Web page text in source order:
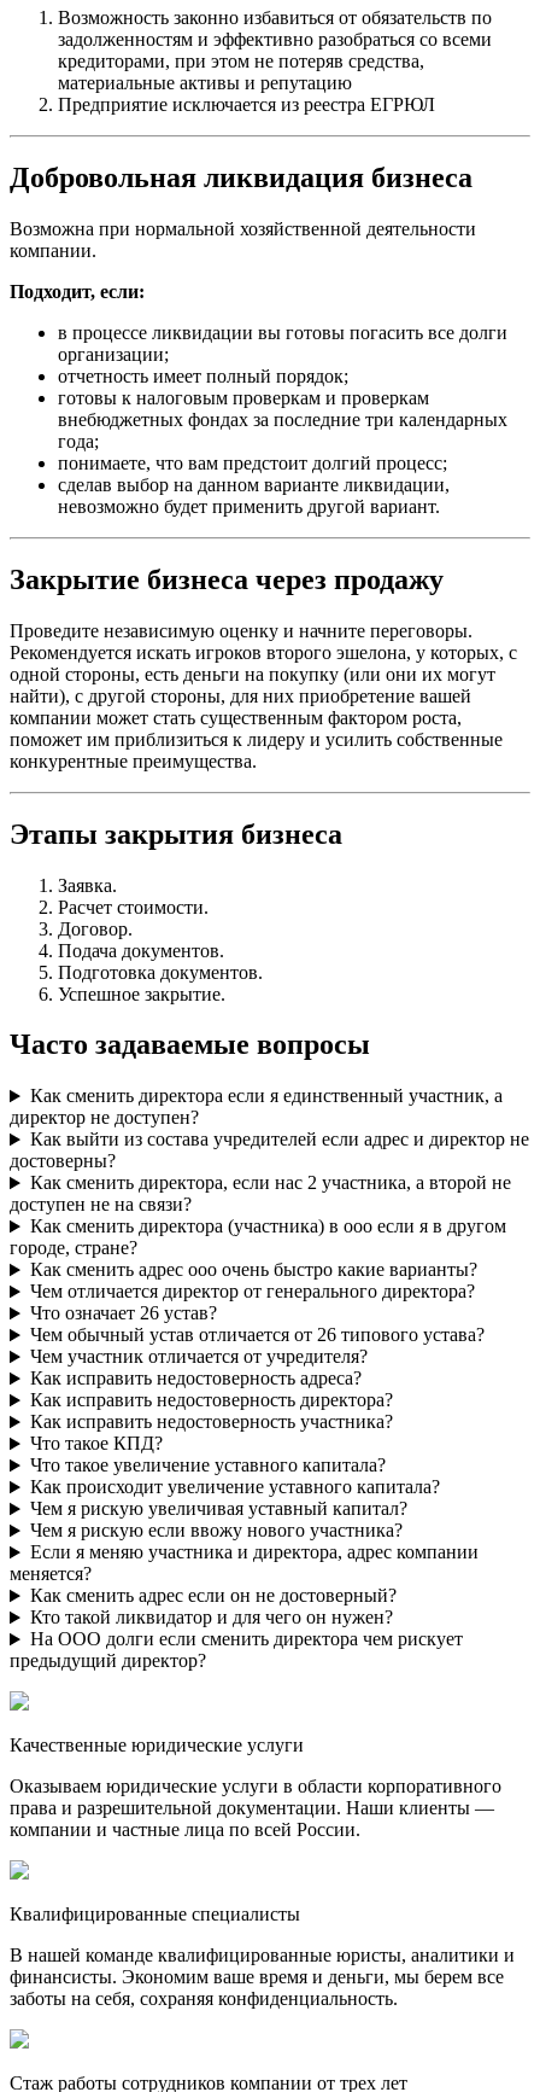
Возможность законно избавиться от обязательств по
задолженностям и эффективно разобраться со всеми
кредиторами, при этом не потеряв средства,
материальные активы и репутацию
Предприятие исключается из реестра ЕГРЮЛ
Добровольная ликвидация бизнеса
Возможна при нормальной хозяйственной деятельности
компании.
Подходит, если:
в процессе ликвидации вы готовы погасить все долги
организации;
отчетность имеет полный порядок;
готовы к налоговым проверкам и проверкам
внебюджетных фондах за последние три календарных
года;
понимаете, что вам предстоит долгий процесс;
сделав выбор на данном варианте ликвидации,
невозможно будет применить другой вариант.
Закрытие бизнеса через продажу
Проведите независимую оценку и начните переговоры.
Рекомендуется искать игроков второго эшелона, у которых, с
одной стороны, есть деньги на покупку (или они их могут
найти), с другой стороны, для них приобретение вашей
компании может стать существенным фактором роста,
поможет им приблизиться к лидеру и усилить собственные
конкурентные преимущества.
Этапы закрытия бизнеса
Заявка.
Расчет стоимости.
Договор.
Подача документов.
Подготовка документов.
Успешное закрытие.
Часто задаваемые вопросы
Как сменить директора если я единственный участник, а
директор не доступен?
Как выйти из состава учредителей если адрес и директор не
достоверны?
Как сменить директора, если нас 2 участника, а второй не
доступен не на связи?
Как сменить директора (участника) в ооо если я в другом
городе, стране?
Как сменить адрес ооо очень быстро какие варианты?
Чем отличается директор от генерального директора?
Что означает 26 устав?
Чем обычный устав отличается от 26 типового устава?
Чем участник отличается от учредителя?
Как исправить недостоверность адреса?
Как исправить недостоверность директора?
Как исправить недостоверность участника?
Что такое КПД?
Что такое увеличение уставного капитала?
Как происходит увеличение уставного капитала?
Чем я рискую увеличивая уставный капитал?
Чем я рискую если ввожу нового участника?
Если я меняю участника и директора, адрес компании
меняется?
Как сменить адрес если он не достоверный?
Кто такой ликвидатор и для чего он нужен?
На ООО долги если сменить директора чем рискует
предыдущий директор?
Качественные юридические услуги
Оказываем юридические услуги в области корпоративного
права и разрешительной документации. Наши клиенты —
компании и частные лица по всей России.
Квалифицированные специалисты
В нашей команде квалифицированные юристы, аналитики и
финансисты. Экономим ваше время и деньги, мы берем все
заботы на себя, сохраняя конфиденциальность.
Стаж работы сотрудников компании от трех лет